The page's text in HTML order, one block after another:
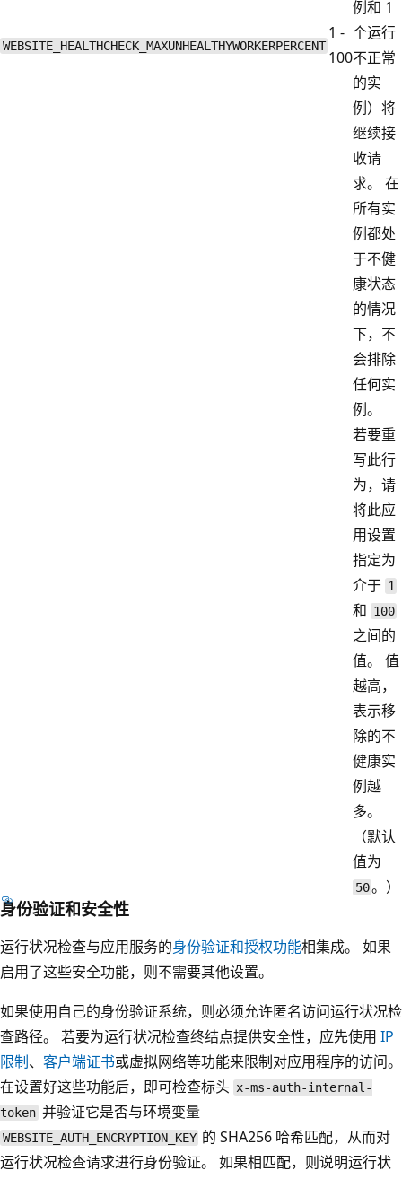
WEBSITE_HEALTHCHECK_MAXUNHEALTHYWORKERPERCENT
1 -
100
例和 1
个运行
不正常
的实
例）将
继续接
收请
求。 在
所有实
例都处
于不健
康状态
的情况
下，不
会排除
任何实
例。
若要重
写此行
为，请
将此应
用设置
指定为
介于 1
和 100
之间的
值。 值
越高，
表示移
除的不
健康实
例越
多。
（默认
值为
50。）
身份验证和安全性
运行状况检查与应用服务的身份验证和授权功能相集成。 如果
启用了这些安全功能，则不需要其他设置。
如果使用自己的身份验证系统，则必须允许匿名访问运行状况检
查路径。 若要为运行状况检查终结点提供安全性，应先使用 IP
限制、 客户端证书或虚拟网络等功能来限制对应用程序的访问。
在设置好这些功能后，即可检查标头 x-ms-auth-internal-
token 并验证它是否与环境变量
WEBSITE_AUTH_ENCRYPTION_KEY 的 SHA256 哈希匹配，从而对
运行状况检查请求进行身份验证。 如果相匹配，则说明运行状